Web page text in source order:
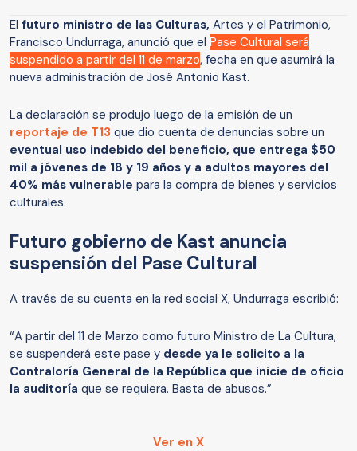
El futuro ministro de las Culturas, Artes y el Patrimonio,
Francisco Undurraga, anunció que el Pase Cultural será
suspendido a partir del 11 de marzo, fecha en que asumirá la
nueva administración de José Antonio Kast.
La declaración se produjo luego de la emisión de un
reportaje de T13 que dio cuenta de denuncias sobre un
eventual uso indebido del beneficio, que entrega $50
mil a jóvenes de 18 y 19 años y a adultos mayores del
40% más vulnerable para la compra de bienes y servicios
culturales.
Futuro gobierno de Kast anuncia
suspensión del Pase Cultural
A través de su cuenta en la red social X, Undurraga escribió:
“A partir del 11 de Marzo como futuro Ministro de La Cultura,
se suspenderá este pase y desde ya le solicito a la
Contraloría General de la República que inicie de oficio
la auditoría que se requiera. Basta de abusos.”
Ver en X